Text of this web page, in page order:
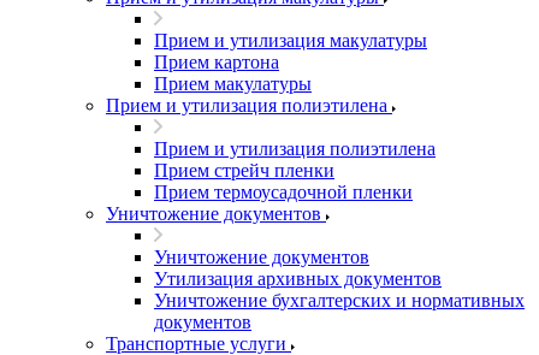
Прием и утилизация макулатуры
Прием картона
Прием макулатуры
Прием и утилизация полиэтилена
Прием и утилизация полиэтилена
Прием стрейч пленки
Прием термоусадочной пленки
Уничтожение документов
Уничтожение документов
Утилизация архивных документов
Уничтожение бухгалтерских и нормативных
документов
Транспортные услуги